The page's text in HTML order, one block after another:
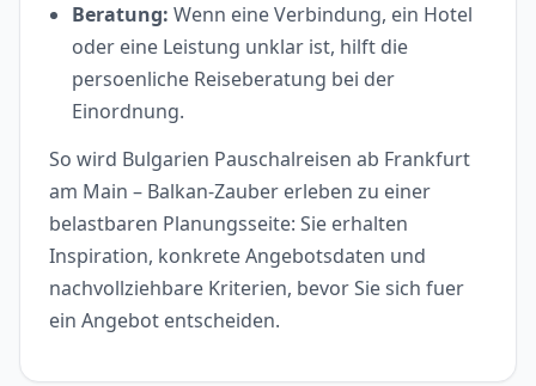
Beratung: Wenn eine Verbindung, ein Hotel
oder eine Leistung unklar ist, hilft die
persoenliche Reiseberatung bei der
Einordnung.
So wird Bulgarien Pauschalreisen ab Frankfurt
am Main – Balkan-Zauber erleben zu einer
belastbaren Planungsseite: Sie erhalten
Inspiration, konkrete Angebotsdaten und
nachvollziehbare Kriterien, bevor Sie sich fuer
ein Angebot entscheiden.